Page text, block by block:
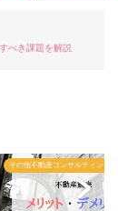
べき課題を解説
その他不動産コンサルティング